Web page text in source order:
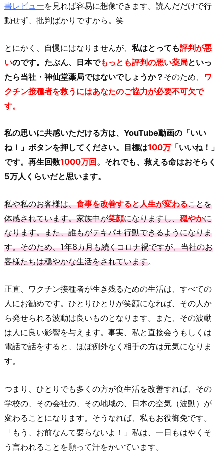
書レビューを見れば容易に想像できます。読んだだけで行
動せず、批判ばかりですから。笑
とにかく、自慢にはなりませんが、 私はとっても評判が悪
いのです。たぶん、日本でもっとも評判の悪い薬局といっ
たら当社・神仙堂薬局ではないでしょうか？ そのため、 ワ
クチン接種者を救うにはあなたのご協力が必要不可欠で
す。
私の思いに共感いただける方は、YouTube動画の「いい
ね！」ボタンを押してください。目標は100万 「いいね！」
です。再生回数1000万回。それでも、救える命はおそらく
5万人くらいだと思います。
私や私のお客様は、食事を改善すると人生が変わることを
体感されています。家族中が笑顔になりますし、穏やかに
なります。また、誰もがテキパキ行動できるようになりま
す。そのため、1年8カ月も続くコロナ禍ですが、当社のお
客様たちは穏やかな生活をされています。
正直、ワクチン接種者が生き残るための生活は、すべての
人にお勧めです。ひとりひとりが笑顔になれば、その人か
ら発せられる波動は良いものとなります。また、その波動
は人に良い影響を与えます。事実、私と直接会うもしくは
電話で話をすると、ほぼ例外なく相手の方は元気になりま
す。
つまり、ひとりでも多くの方が食生活を改善すれば、その
学校の、その会社の、その地域の、日本の空気（波動）が
変わることになります。そうなれば、私もお役御免です。
「もう、お前なんて要らないよ！」私は、一日もはやくそ
う言われることを願って汗をかいています。